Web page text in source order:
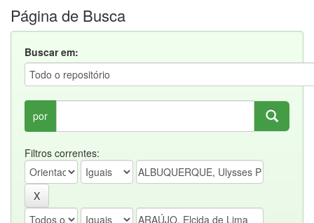
Página de Busca
Buscar em:
por
Filtros correntes: